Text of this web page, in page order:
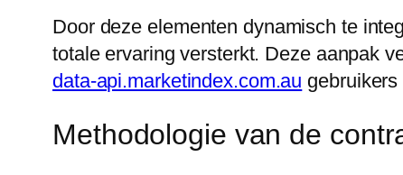
Door deze elementen dynamisch te
totale ervaring versterkt. Deze aanpak
data-api.marketindex.com.au
Methodologie van de